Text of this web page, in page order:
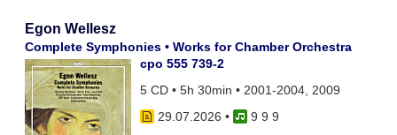
Egon Wellesz
Complete Symphonies • Works for Chamber Orchestra
cpo 555 739-2
5 CD • 5h 30min • 2001-2004, 2009
29.07.2026 •
9 9 9